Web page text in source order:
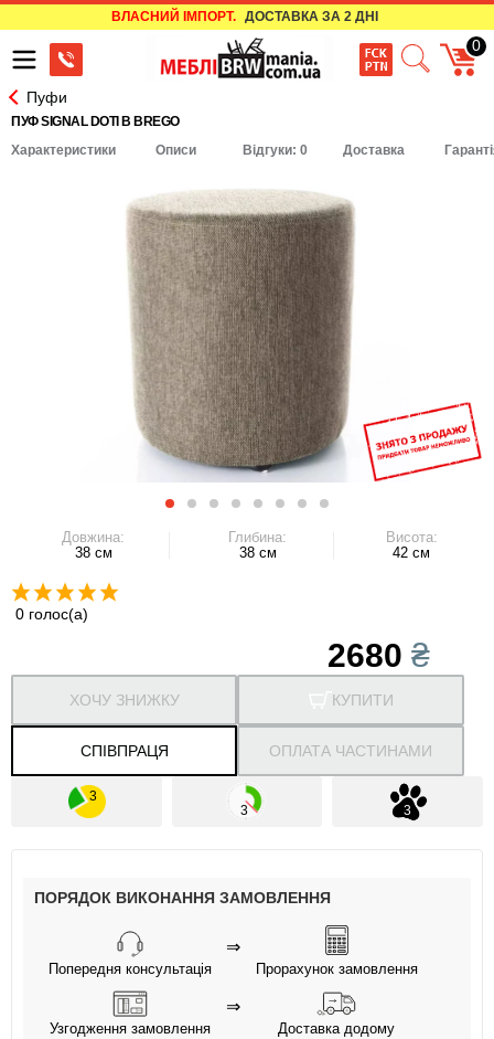
ВЛАСНИЙ ІМПОРТ. ДОСТАВКА ЗА 2 ДНІ
0
Пуфи
ПУФ SIGNAL DOTI B BREGO
Характеристики
Описи Відгуки: 0 Доставка
Довжина:
38 см
Глибина:
38 см
Висота:
42 см
0 голос(а)
2680₴
КУПИТИ
СПІВПРАЦЯ
ХОЧУ ЗНИЖКУ
ОПЛАТА ЧАСТИНАМИ
ПОРЯДОК ВИКОНАННЯ ЗАМОВЛЕННЯ
Попередня консультація
⇒
Прорахунок замовлення
Узгодження замовлення
⇒
Доставка додому